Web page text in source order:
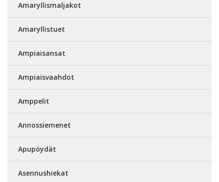
Amaryllismaljakot
Amaryllistuet
Ampiaisansat
Ampiaisvaahdot
Amppelit
Annossiemenet
Apupöydät
Asennushiekat